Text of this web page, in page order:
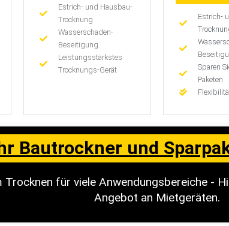
Estrich- und Hausbau-
Trocknung
Wasserschaden-
Beseitigung
Leistungsstärkstes
Trocknungs-Gerät
Estrich-
Sparen
Paketen
Bautrockner und
Trocknen für viele Anwendungsbereiche -
Angebot an Mietgeräten.